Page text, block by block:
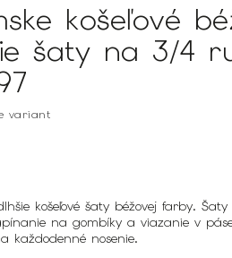
košeľové
šaty na 3/4
variant
košeľové šaty béžovej farby.
na gombíky a viazanie v
každodenné nosenie.